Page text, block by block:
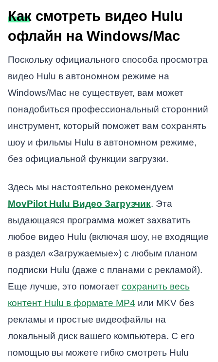
Как смотреть видео Hulu
офлайн на Windows/Mac
Поскольку официального способа просмотра
видео Hulu в автономном режиме на
Windows/Mac не существует, вам может
понадобиться профессиональный сторонний
инструмент, который поможет вам сохранять
шоу и фильмы Hulu в автономном режиме,
без официальной функции загрузки.
Здесь мы настоятельно рекомендуем
MovPilot Hulu Видео Загрузчик. Эта
выдающаяся программа может захватить
любое видео Hulu (включая шоу, не входящие
в раздел «Загружаемые») с любым планом
подписки Hulu (даже с планами с рекламой).
Еще лучше, это помогает сохранить весь
контент Hulu в формате MP4 или MKV без
рекламы и простые видеофайлы на
локальный диск вашего компьютера. С его
помощью вы можете гибко смотреть Hulu